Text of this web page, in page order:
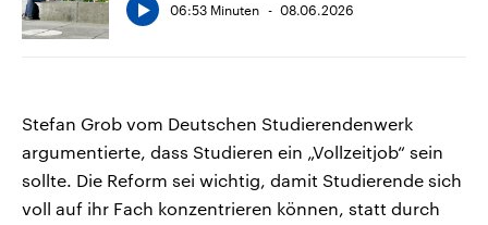
06:53 Minuten 08.06.2026
Stefan Grob vom Deutschen Studierendenwerk
argumentierte, dass Studieren ein „Vollzeitjob“ sein
sollte. Die Reform sei wichtig, damit Studierende sich
voll auf ihr Fach konzentrieren können, statt durch